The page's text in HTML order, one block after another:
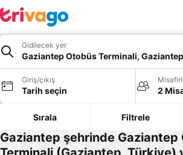
Gidilecek yer
Gaziantep Otobüs Terminali, Gaziantep
Giriş/çıkış
Tarih seçin 2
Sırala Filtrele
Gaziantep şehrinde Gaziantep